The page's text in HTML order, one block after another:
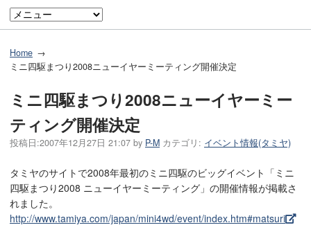
Home
ミニ四駆まつり2008ニューイヤーミーティング開催決定
ミニ四駆まつり2008ニューイヤーミー
ティング開催決定
投稿日:2007年12月27日 21:07 by P-M カテゴリ: イベント情報(タミヤ)
タミヤのサイトで2008年最初のミニ四駆のビッグイベント「ミニ
四駆まつり2008 ニューイヤーミーティング」の開催情報が掲載さ
れました。
http://www.tamiya.com/japan/mini4wd/event/index.htm#matsuri